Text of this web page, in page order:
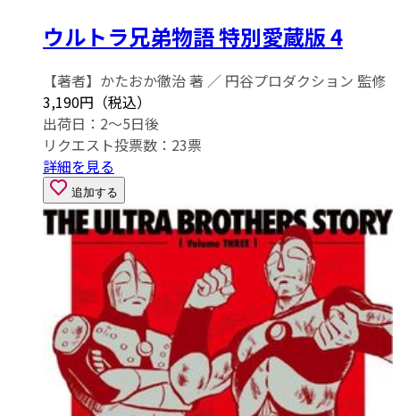
ウルトラ兄弟物語 特別愛蔵版 4
【著者】かたおか徹治 著 ／ 円谷プロダクション 監修
3,190円（税込）
出荷日：2～5日後
リクエスト投票数： 23票
詳細を見る
追加する